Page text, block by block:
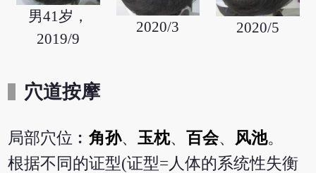
男41岁，
2019/9
2020/3 2020/5
穴道按摩
局部穴位︰角孙、 玉枕、百会、 风池。
根据不同的证型(证型=人体的系统性失衡